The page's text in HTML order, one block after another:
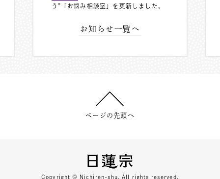
う”「お悩み相談室」を更新しました。
お知らせ一覧へ
ページの先頭へ
Copyright © Nichiren-shu. All rights reserved.